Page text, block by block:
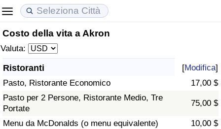
Costo della vita a Akron
Valuta:
Ristoranti [Modifica]
Pasto, Ristorante Economico
17,00 $
Pasto per 2 Persone, Ristorante Medio, Tre
Portate
75,00 $
Menu da McDonalds (o menu equivalente)
10,00 $
Costo della vita
Indice Del Costo Della Vita (corrente)
Indice Del Costo Della Vita
Indice del Costo della Vita per Nazione
Prezzi degli immobili
Indice del Prezzo delle Case (Corrente)
Indice del Prezzo delle Case
Indice del Prezzo delle Case per Nazione
Qualità della Vita
Indice della Qualità della Vita
Indice della Qualità della Vita (Corrente)
Indice della qualità della vita per Paese